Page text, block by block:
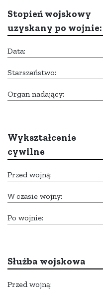
Stopień wojskowy
uzyskany po wojnie:
Data:
Starszeństwo:
Organ nadający:
Wykształcenie
cywilne
Przed wojną:
W czasie wojny:
Po wojnie:
Służba wojskowa
Przed wojną: